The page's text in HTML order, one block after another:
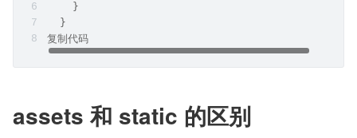
    }
  }
复制代码
assets 和 static 的区别